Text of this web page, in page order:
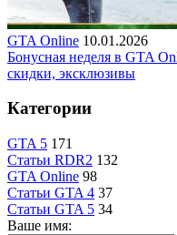
GTA Online 10.01.2026
Бонусная неделя в GTA
скидки, эксклюзивы
Категории
GTA 5 171
Статьи RDR2 132
GTA Online 98
Статьи GTA 4 37
Статьи GTA 5 34
Ваше имя: